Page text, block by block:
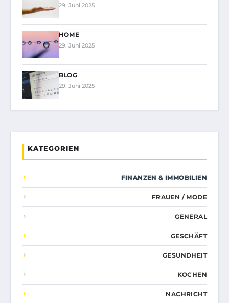
29. Juni 2025
HOME
29. Juni 2025
BLOG
29. Juni 2025
KATEGORIEN
FINANZEN & IMMOBILIEN
FRAUEN / MODE
GENERAL
GESCHÄFT
GESUNDHEIT
KOCHEN
NACHRICHT